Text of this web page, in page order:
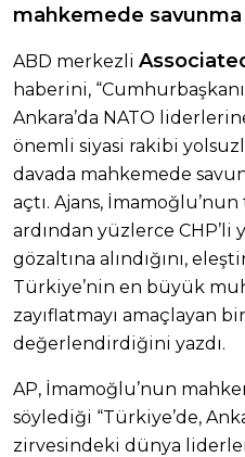
mahkemede savunma
ABD merkezli
haberini,
Ankara’da NATO
önemli siyasi rakibi
davada mahkemede
açtı. Ajans,
ardından yüzlerce
gözaltına alındığını,
Türkiye’nin en büyük
zayıflatmayı amaçlayan
değerlendirdiğini yazdı.
AP, İmamoğlu’nun
söylediği “Türkiye’de,
zirvesindeki dünya